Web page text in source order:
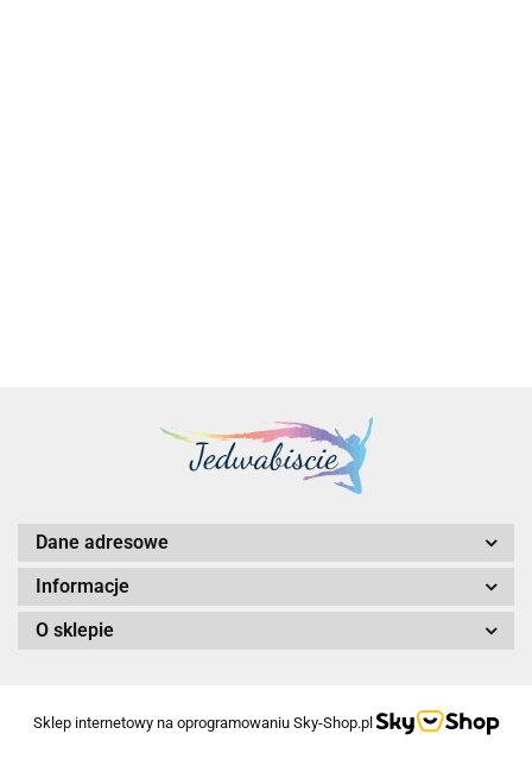
Dane adresowe
Informacje
O sklepie
Sklep internetowy na oprogramowaniu Sky-Shop.pl